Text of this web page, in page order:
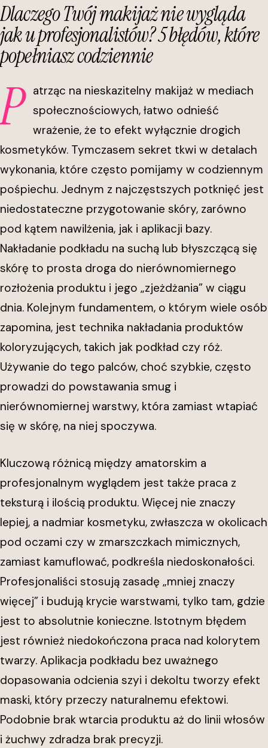
Dlaczego Twój makijaż nie wygląda
jak u profesjonalistów? 5 błędów, które
popełniasz codziennie
P
atrząc na nieskazitelny makijaż w mediach
społecznościowych, łatwo odnieść
wrażenie, że to efekt wyłącznie drogich
kosmetyków. Tymczasem sekret tkwi w detalach
wykonania, które często pomijamy w codziennym
pośpiechu. Jednym z najczęstszych potknięć jest
niedostateczne przygotowanie skóry, zarówno
pod kątem nawilżenia, jak i aplikacji bazy.
Nakładanie podkładu na suchą lub błyszczącą się
skórę to prosta droga do nierównomiernego
rozłożenia produktu i jego „zjeżdżania” w ciągu
dnia. Kolejnym fundamentem, o którym wiele osób
zapomina, jest technika nakładania produktów
koloryzujących, takich jak podkład czy róż.
Używanie do tego palców, choć szybkie, często
prowadzi do powstawania smug i
nierównomiernej warstwy, która zamiast wtapiać
się w skórę, na niej spoczywa.
Kluczową różnicą między amatorskim a
profesjonalnym wyglądem jest także praca z
teksturą i ilością produktu. Więcej nie znaczy
lepiej, a nadmiar kosmetyku, zwłaszcza w okolicach
pod oczami czy w zmarszczkach mimicznych,
zamiast kamuflować, podkreśla niedoskonałości.
Profesjonaliści stosują zasadę „mniej znaczy
więcej” i budują krycie warstwami, tylko tam, gdzie
jest to absolutnie konieczne. Istotnym błędem
jest również niedokończona praca nad kolorytem
twarzy. Aplikacja podkładu bez uważnego
dopasowania odcienia szyi i dekoltu tworzy efekt
maski, który przeczy naturalnemu efektowi.
Podobnie brak wtarcia produktu aż do linii włosów
i żuchwy zdradza brak precyzji.